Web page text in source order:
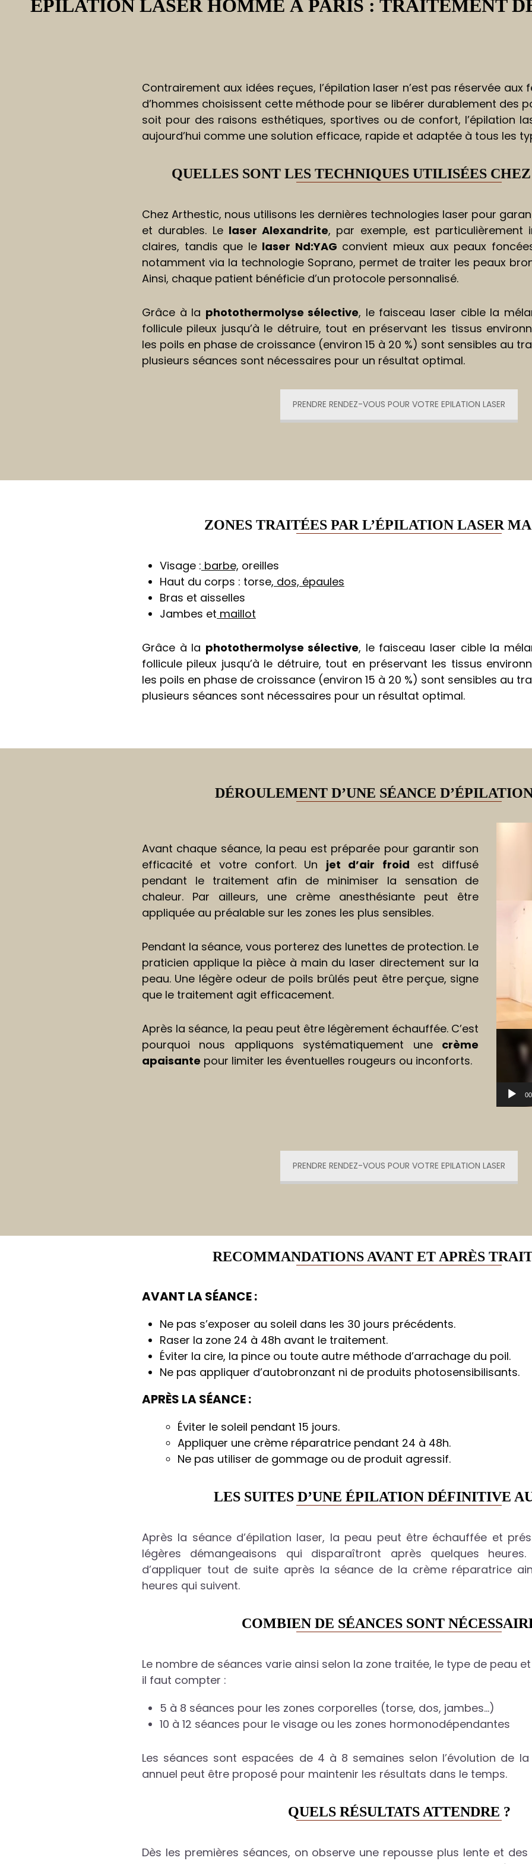
ÉPILATION LASER HOMME À PARIS : TRAITEMENT
Contrairement aux idées reçues, l’épilation laser n’est pas réservée aux
d’hommes choisissent cette méthode pour se libérer durablement des
soit pour des raisons esthétiques, sportives ou de confort, l’épilation
aujourd’hui comme une solution efficace, rapide et adaptée à tous les
QUELLES SONT LES TECHNIQUES UTILISÉES
Chez Arthestic, nous utilisons les dernières technologies laser pour
et durables. Le laser Alexandrite, par exemple, est particulièrement
claires, tandis que le laser Nd:YAG convient mieux aux peaux
notamment via la technologie Soprano, permet de traiter les peaux
Ainsi, chaque patient bénéficie d’un protocole personnalisé.
Grâce à la photothermolyse sélective, le faisceau laser cible la
follicule pileux jusqu’à le détruire, tout en préservant les tissus
les poils en phase de croissance (environ 15 à 20 %) sont sensibles au
plusieurs séances sont nécessaires pour un résultat optimal.
PRENDRE RENDEZ-VOUS POUR VOTRE EPILATION LASER
ZONES TRAITÉES PAR L’ÉPILATION LASER
Visage : barbe, oreilles
Haut du corps : torse, dos, épaules
Bras et aisselles
Jambes et maillot
Grâce à la photothermolyse sélective, le faisceau laser cible la
follicule pileux jusqu’à le détruire, tout en préservant les tissus
les poils en phase de croissance (environ 15 à 20 %) sont sensibles au
plusieurs séances sont nécessaires pour un résultat optimal.
DÉROULEMENT D’UNE SÉANCE
Avant chaque séance, la peau est préparée pour garantir son
efficacité et votre confort. Un jet d’air froid est diffusé
pendant le traitement afin de minimiser la sensation de
chaleur. Par ailleurs, une crème anesthésiante peut être
appliquée au préalable sur les zones les plus sensibles.
Pendant la séance, vous porterez des lunettes de protection. Le
praticien applique la pièce à main du laser directement sur la
peau. Une légère odeur de poils brûlés peut être perçue, signe
que le traitement agit efficacement.
Après la séance, la peau peut être légèrement échauffée. C’est
pourquoi nous appliquons systématiquement une crème
apaisante pour limiter les éventuelles rougeurs ou inconforts.
PRENDRE RENDEZ-VOUS POUR VOTRE EPILATION LASER
RECOMMANDATIONS AVANT ET APRÈS
AVANT LA SÉANCE :
Ne pas s’exposer au soleil dans les 30 jours précédents.
Raser la zone 24 à 48h avant le traitement.
Éviter la cire, la pince ou toute autre méthode d’arrachage du poil.
Ne pas appliquer d’autobronzant ni de produits photosensibilisants.
APRÈS LA SÉANCE :
Éviter le soleil pendant 15 jours.
Appliquer une crème réparatrice pendant 24 à 48h.
Ne pas utiliser de gommage ou de produit agressif.
LES SUITES D’UNE ÉPILATION DÉFINITIVE
Après la séance d’épilation laser, la peau peut être échauffée et
légères démangeaisons qui disparaîtront après quelques
d’appliquer tout de suite après la séance de la crème réparatrice
heures qui suivent.
COMBIEN DE SÉANCES SONT
Le nombre de séances varie ainsi selon la zone traitée, le type de peau
il faut compter :
5 à 8 séances pour les zones corporelles (torse, dos, jambes…)
10 à 12 séances pour le visage ou les zones hormonodépendantes
Les séances sont espacées de 4 à 8 semaines selon l’évolution de
annuel peut être proposé pour maintenir les résultats dans le temps.
QUELS RÉSULTATS ATTENDRE ?
Dès les premières séances, on observe une repousse plus lente et